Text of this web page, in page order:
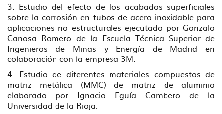
3. Estudio del efecto de los acabados superficiales
sobre la corrosión en tubos de acero inoxidable para
aplicaciones no estructurales ejecutado por Gonzalo
Canosa Romero de la Escuela Técnica Superior de
Ingenieros de Minas y Energía de Madrid en
colaboración con la empresa 3M.
4. Estudio de diferentes materiales compuestos de
matriz metálica (MMC) de matriz de aluminio
elaborado por Ignacio Eguía Cambero de la
Universidad de la Rioja.